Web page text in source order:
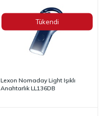
Tükendi
Lexon Nomaday Light Işıklı
Anahtarlık LL136DB